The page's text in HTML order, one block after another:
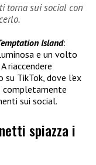
torna sui social con
Island:
e un volto
riaccendere
TikTok, dove l’ex
completamente
sui social.
spiazza i